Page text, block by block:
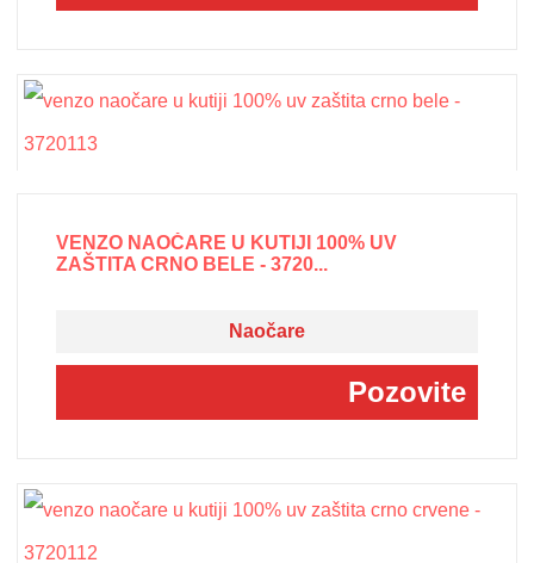
VENZO NAOČARE U KUTIJI 100% UV
ZAŠTITA CRNO BELE - 3720...
Naočare
Pozovite